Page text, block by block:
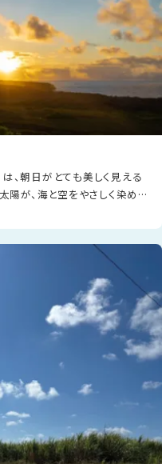
、朝日がとても美しく見える
陽が、海と空をやさしく染めて